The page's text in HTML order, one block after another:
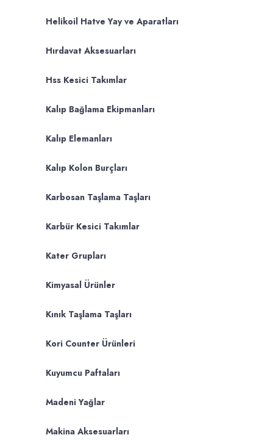
Helikoil Hatve Yay ve Aparatları
Hırdavat Aksesuarları
Hss Kesici Takımlar
Kalıp Bağlama Ekipmanları
Kalıp Elemanları
Kalıp Kolon Burçları
Karbosan Taşlama Taşları
Karbür Kesici Takımlar
Kater Grupları
Kimyasal Ürünler
Kınık Taşlama Taşları
Kori Counter Ürünleri
Kuyumcu Paftaları
Madeni Yağlar
Makina Aksesuarları